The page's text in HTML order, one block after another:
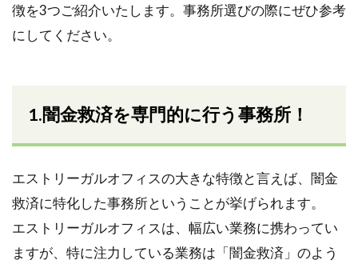
徴を3つご紹介いたします。事務所選びの際にぜひ参考
にしてください。
1.闇金救済を専門的に行う事務所！
エストリーガルオフィスの大きな特徴と言えば、闇金
救済に特化した事務所ということが挙げられます。
エストリーガルオフィスは、幅広い業務に携わってい
ますが、特に注力している業務は「闇金救済」のよう